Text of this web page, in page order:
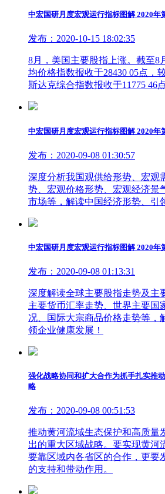
中宏国研月度宏观运行指标图解 2020年
发布：2020-10-15 18:02:35
8月，美国主要股指上涨。截至8
均价格指数报收于28430 05点，
斯达克综合指数报收于11775 46
中宏国研月度宏观运行指标图解 2020年
发布：2020-09-08 01:30:57
深度分析我国观供给形势、宏观
势、宏观价格形势、宏观经济景
市场等，解读中国经济形势、引
中宏国研月度宏观运行指标图解 2020年
发布：2020-09-08 01:13:31
深度解读全球主要股指走势及主
主要货币汇率走势、世界主要国
况、国际大宗商品价格走势等，
领企业健康发展！
强化战略协同和扩大合作为抓手扎实推
略
发布：2020-09-08 00:51:53
推动黄河流域生态保护和高质量
出的重大区域战略。要实现黄河
要靠区域内各省区的合作，更要
的支持和带动作用。